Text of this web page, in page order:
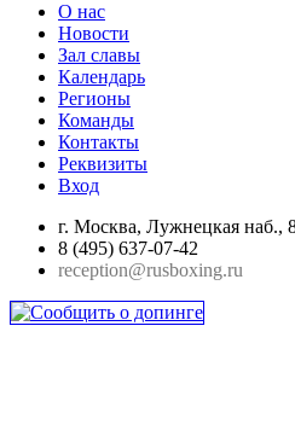
О нас
Новости
Зал славы
Календарь
Регионы
Команды
Контакты
Реквизиты
Вход
г. Москва, Лужнецкая наб.,
8 (495) 637-07-42
reception@rusboxing.ru